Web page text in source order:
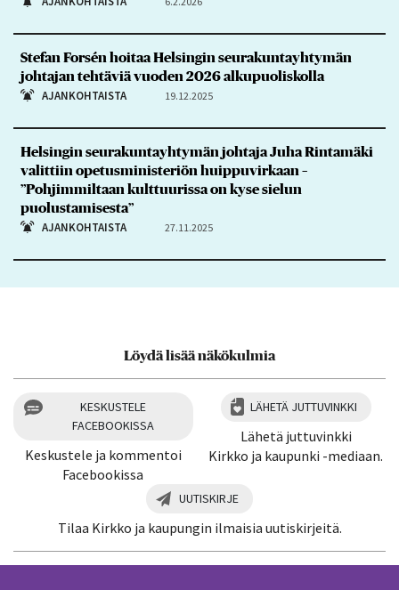
Stefan Forsén hoitaa Helsingin seurakuntayhtymän
johtajan tehtäviä vuoden 2026 alkupuoliskolla
AJANKOHTAISTA 19.12.2025
Helsingin seurakuntayhtymän johtaja Juha Rintamäki
valittiin opetusministeriön huippuvirkaan –
”Pohjimmiltaan kulttuurissa on kyse sielun
puolustamisesta”
AJANKOHTAISTA 27.11.2025
Löydä lisää näkökulmia
KESKUSTELE
FACEBOOKISSA
Keskustele ja kommentoi
Facebookissa
LÄHETÄ JUTTUVINKKI
Lähetä juttuvinkki
Kirkko ja kaupunki -mediaan.
UUTISKIRJE
Tilaa Kirkko ja kaupungin ilmaisia uutiskirjeitä.